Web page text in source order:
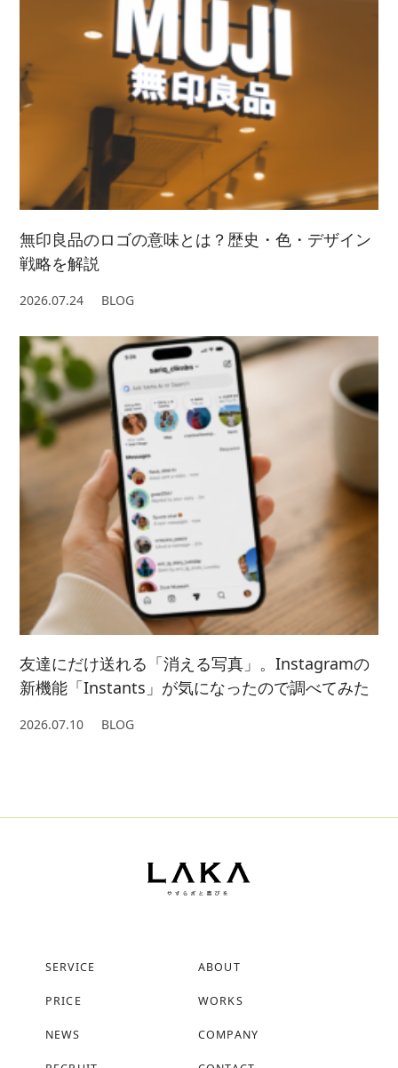
無印良品のロゴの意味とは？歴史・色・デザイン
戦略を解説
2026.07.24 BLOG
友達にだけ送れる「消える写真」。Instagramの
新機能「Instants」が気になったので調べてみた
2026.07.10 BLOG
SERVICE ABOUT
PRICE WORKS
NEWS COMPANY